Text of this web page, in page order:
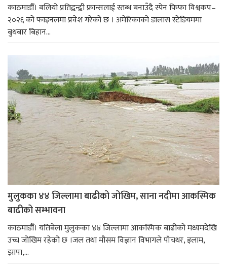
काठमाडौँ। बलियो प्रतिद्वन्द्वी फ्रान्सलाई स्तब्ध बनाउँदै स्पेन फिफा विश्वकप–
२०२६ को फाइनलमा प्रवेश गरेको छ । अमेरिकाको डालास स्टेडियममा
बुधबार बिहान...
मुलुकका ४४ जिल्लामा बाढीको जोखिम, साना नदीमा आकस्मिक
बाढीको सम्भावना
काठमाडौँ। यतिबेला मुलुकका ४४ जिल्लामा आकस्मिक बाढीको मध्यमदेखि
उच्च जोखिम रहेको छ ।जल तथा मौसम विज्ञान विभागले पाँचथर, इलाम,
झापा,...